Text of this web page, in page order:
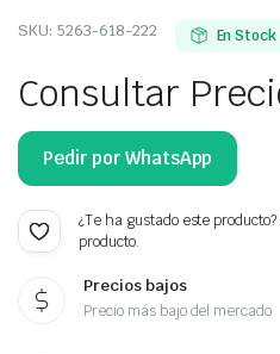
SKU: 5263-618-222 En Stock
Consultar
Pedir por WhatsApp
¿Te ha gustado este
producto.
Precios bajos
Precio más bajo del mercado